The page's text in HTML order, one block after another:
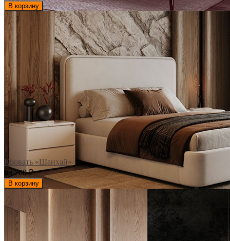
В корзину
Кровать «Шанхай»
63 700₽
В корзину